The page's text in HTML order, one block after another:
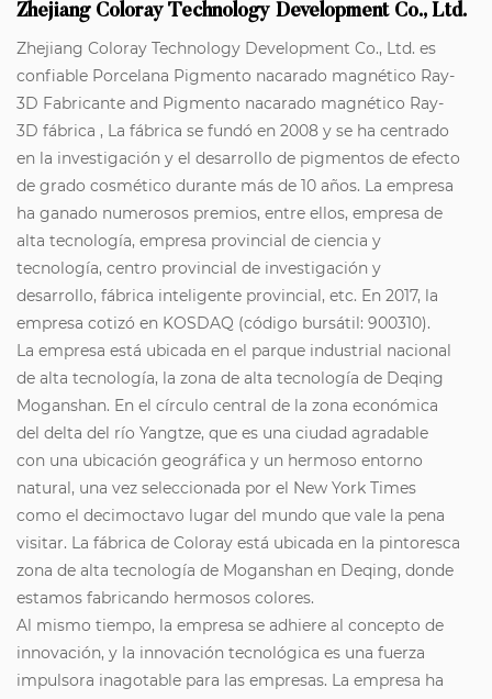
Zhejiang Coloray Technology Development Co., Ltd.
Zhejiang Coloray Technology Development Co., Ltd. es
confiable Porcelana Pigmento nacarado magnético Ray-
3D Fabricante and Pigmento nacarado magnético Ray-
3D fábrica , La fábrica se fundó en 2008 y se ha centrado
en la investigación y el desarrollo de pigmentos de efecto
de grado cosmético durante más de 10 años. La empresa
ha ganado numerosos premios, entre ellos, empresa de
alta tecnología, empresa provincial de ciencia y
tecnología, centro provincial de investigación y
desarrollo, fábrica inteligente provincial, etc. En 2017, la
empresa cotizó en KOSDAQ (código bursátil: 900310).
La empresa está ubicada en el parque industrial nacional
de alta tecnología, la zona de alta tecnología de Deqing
Moganshan. En el círculo central de la zona económica
del delta del río Yangtze, que es una ciudad agradable
con una ubicación geográfica y un hermoso entorno
natural, una vez seleccionada por el New York Times
como el decimoctavo lugar del mundo que vale la pena
visitar. La fábrica de Coloray está ubicada en la pintoresca
zona de alta tecnología de Moganshan en Deqing, donde
estamos fabricando hermosos colores.
Al mismo tiempo, la empresa se adhiere al concepto de
innovación, y la innovación tecnológica es una fuerza
impulsora inagotable para las empresas. La empresa ha